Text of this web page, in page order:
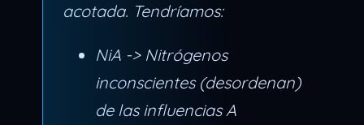
acotada. Tendríamos:
NiA -> Nitrógenos
inconscientes (desordenan)
de las influencias A